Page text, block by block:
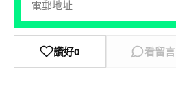
讚好0 看留言